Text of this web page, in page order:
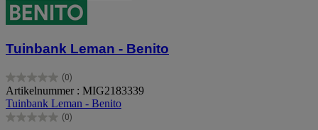
Tuinbank Leman - Benito
(0)
0.0
van
de
5
Artikelnummer : MIG2183339
Tuinbank Leman - Benito
(0)
0.0